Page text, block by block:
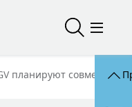
Открыть/
планируют совместное